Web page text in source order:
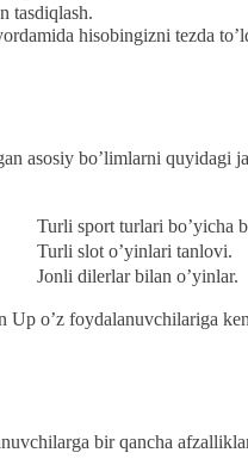
tasdiqlash.
hisobingizni tezda
asosiy bo’limlarni quyidagi
Turli sport turlari bo’yicha
Turli slot o’yinlari tanlovi.
Jonli dilerlar bilan o’yinlar.
Up o’z foydalanuvchilariga
bir qancha